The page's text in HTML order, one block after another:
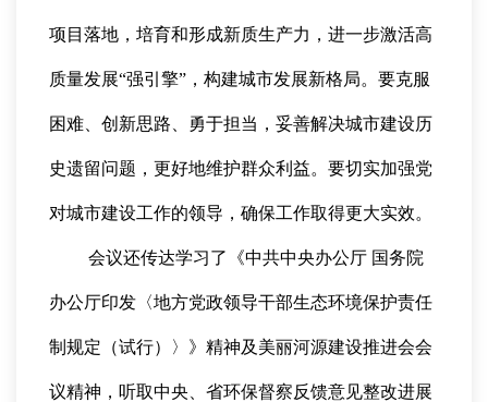
项目落地，培育和形成新质生产力，进一步激活高
质量发展“强引擎”，构建城市发展新格局。要克服
困难、创新思路、勇于担当，妥善解决城市建设历
史遗留问题，更好地维护群众利益。要切实加强党
对城市建设工作的领导，确保工作取得更大实效。
会议还传达学习了《中共中央办公厅 国务院
办公厅印发〈地方党政领导干部生态环境保护责任
制规定（试行）〉》精神及美丽河源建设推进会会
议精神，听取中央、省环保督察反馈意见整改进展